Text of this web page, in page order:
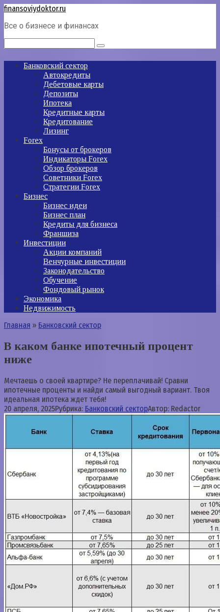
Перейти
контенту
finansoviydoktor.ru
Все о бизнесе и финансах
Банковский сектор
Автокредиты
Дебетовые карты
Депозиты
Ипотека
Кредитные карты
Кредитование
Лизинг
Forex
Бонусы от брокеров
Индикаторы Forex
Обзор брокеров
Советники Forex
Стратегии Forex
Бизнес
Бизнес идеи
Бизнес план
Кредиты для бизнеса
Франшиза
Инвестиции
Акции компаний
Венчурные инвестиции
Законодательство
Обучение
Фондовый рынок
Экономика
Недвижимость
Главная » Банковский сектор
В каком банке ипотечный процент
ниже
Мечтаешь о своей квартире? Не переплачивай! Сравни
ипотечные проценты и найди самый выгодный вариант. Твоя
идеальная ипотека ждет тебя!
20 апреля, 2025Рубрика: Банковский секторАвтор: Redactor